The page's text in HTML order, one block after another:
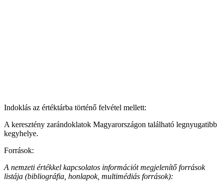
Indoklás az értéktárba történő felvétel mellett:
A keresztény zarándoklatok Magyarországon található legnyugatibb
kegyhelye.
Források:
A nemzeti értékkel kapcsolatos információt megjelenítő források
listája (bibliográfia, honlapok, multimédiás források):